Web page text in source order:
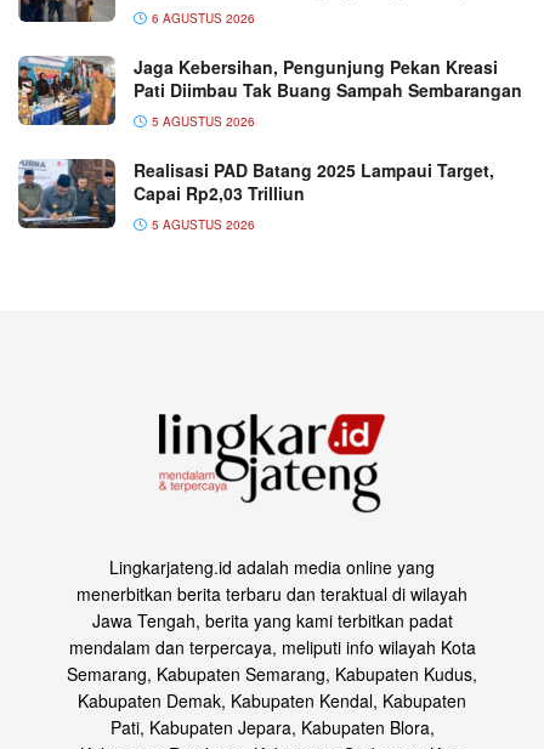
6 AGUSTUS 2026
Jaga Kebersihan, Pengunjung Pekan Kreasi
Pati Diimbau Tak Buang Sampah Sembarangan
5 AGUSTUS 2026
Realisasi PAD Batang 2025 Lampaui Target,
Capai Rp2,03 Trilliun
5 AGUSTUS 2026
Lingkarjateng.id adalah media online yang
menerbitkan berita terbaru dan teraktual di wilayah
Jawa Tengah, berita yang kami terbitkan padat
mendalam dan terpercaya, meliputi info wilayah Kota
Semarang, Kabupaten Semarang, Kabupaten Kudus,
Kabupaten Demak, Kabupaten Kendal, Kabupaten
Pati, Kabupaten Jepara, Kabupaten Blora,